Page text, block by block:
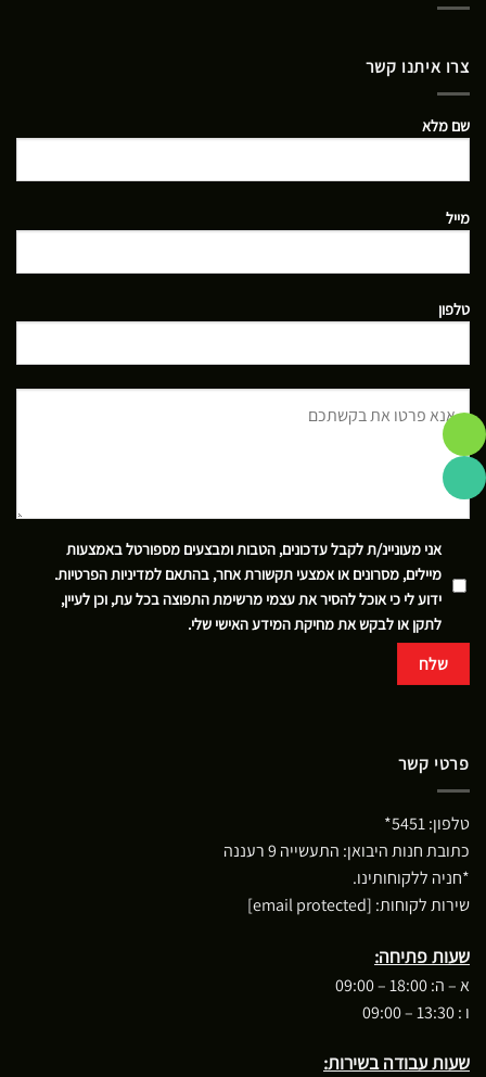
צרו איתנו קשר
שם מלא
מייל
טלפון
אני מעוניינ/ת לקבל עדכונים, הטבות ומבצעים מספורטל באמצעות
מיילים, מסרונים או אמצעי תקשורת אחר, בהתאם למדיניות הפרטיות.
ידוע לי כי אוכל להסיר את עצמי מרשימת התפוצה בכל עת, וכן לעיין,
לתקן או לבקש את מחיקת המידע האישי שלי.
פרטי קשר
טלפון:5451*
כתובת חנות היבואן: התעשייה 9 רעננה
*חניה ללקוחותינו.
שירות לקוחות: [email protected]
שעות פתיחה:
א – ה: 18:00 – 09:00
ו : 13:30 – 09:00
שעות עבודה בשירות: